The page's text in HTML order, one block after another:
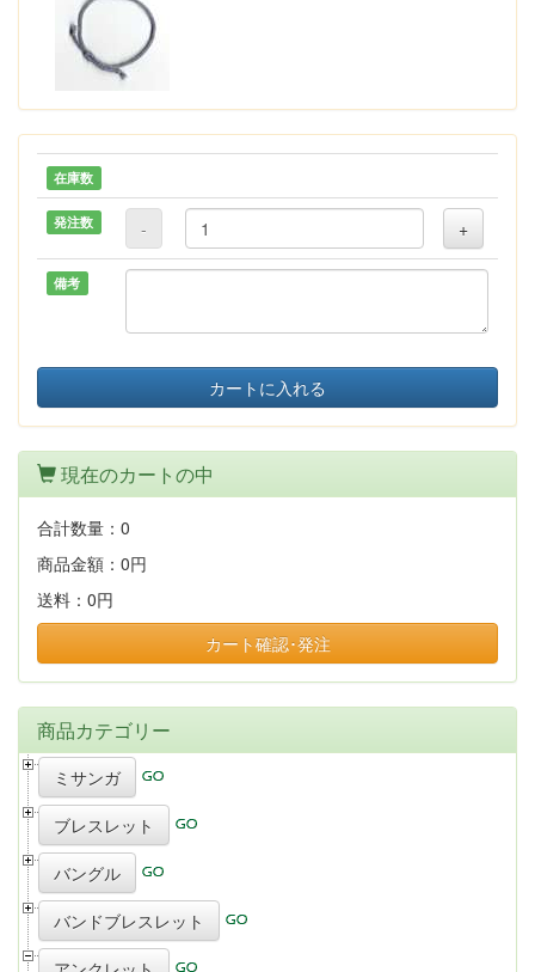
在庫数
発注数 - +
備考
カートに入れる
現在のカートの中
合計数量： 0
商品金額： 0円
送料： 0円
カート確認･発注
商品カテゴリー
ミサンガ
ブレスレット
バングル
バンドブレスレット